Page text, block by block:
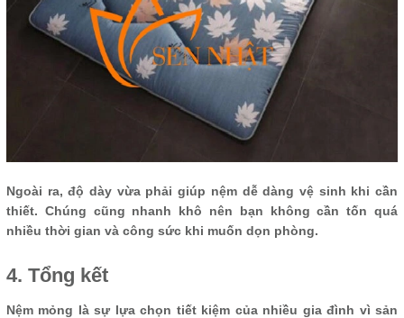
Ngoài ra, độ dày vừa phải giúp nệm dễ dàng vệ sinh khi cần
thiết. Chúng cũng nhanh khô nên bạn không cần tốn quá
nhiều thời gian và công sức khi muốn dọn phòng.
4. Tổng kết
Nệm mỏng là sự lựa chọn tiết kiệm của nhiều gia đình vì sản